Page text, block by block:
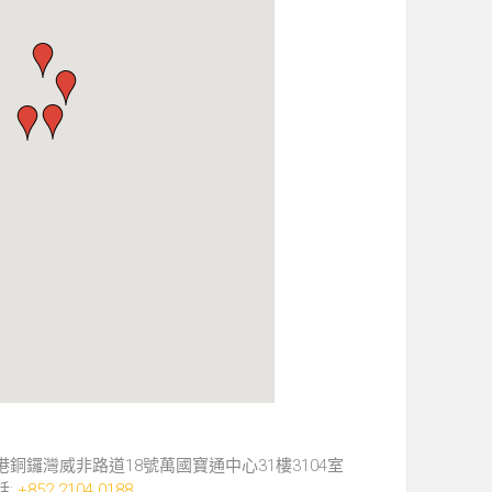
銅鑼灣威非路道18號萬國寶通中心31樓3104室